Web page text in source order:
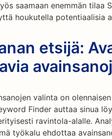
saamaan enemmän tilaa
houkutella potentiaalisia
etsijä:
valinta on
Finder auttaa sinua
ravintola-alalle.
työkalu ehdottaa